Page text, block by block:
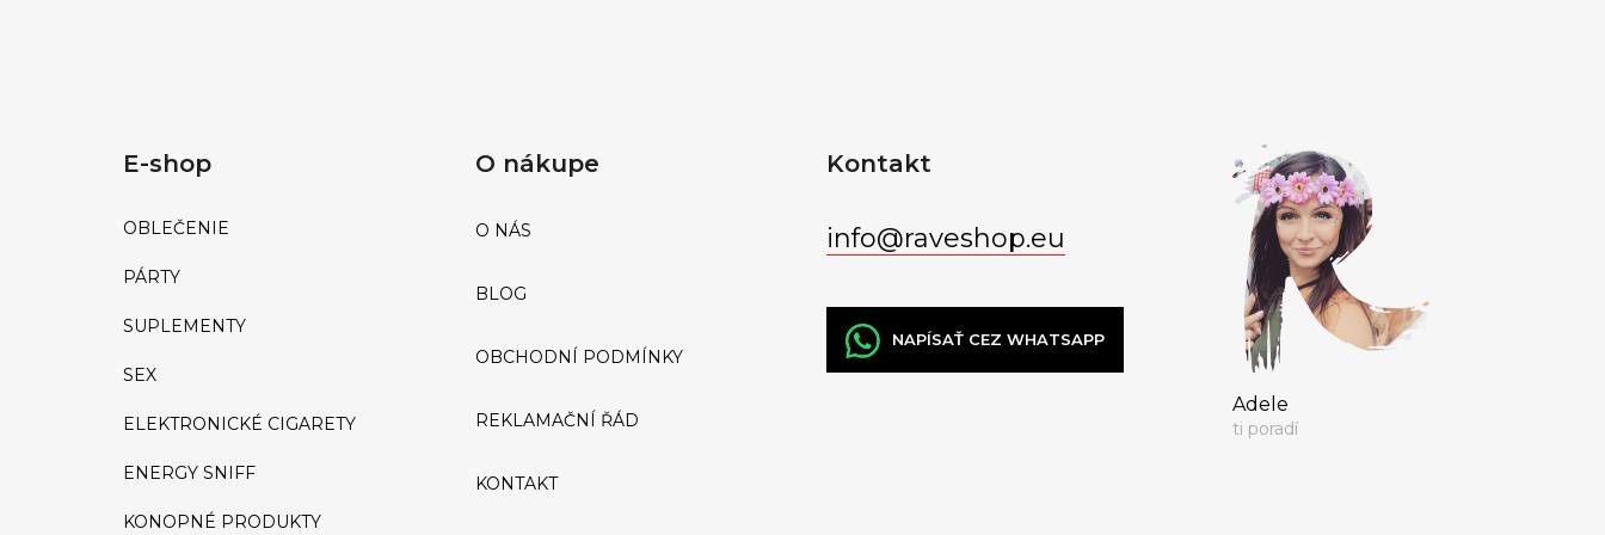
E-shop
OBLEČENIE
PÁRTY
SUPLEMENTY
SEX
ELEKTRONICKÉ CIGARETY
ENERGY SNIFF
KONOPNÉ PRODUKTY
O nákupe
O NÁS
BLOG
OBCHODNÍ PODMÍNKY
REKLAMAČNÍ ŘÁD
KONTAKT
Kontakt
info@raveshop.eu
Adele
ti poradí
NAPÍSAŤ CEZ WHATSAPP